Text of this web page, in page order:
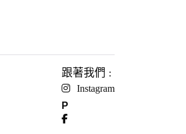
跟著我們 :
Instagram
P